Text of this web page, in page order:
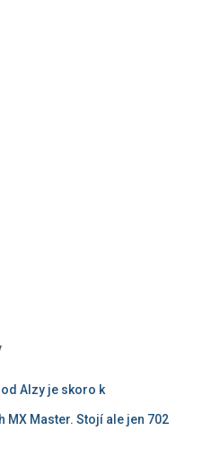
Alzy je skoro k
Master. Stojí ale jen 702